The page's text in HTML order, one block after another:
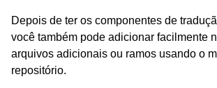
Depois de ter os componentes de
você também pode adicionar facilmente
arquivos adicionais ou ramos usando o
repositório.